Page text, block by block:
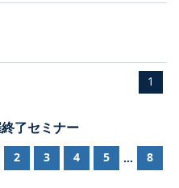
1
了セミナー
2 3 4 5 ... 8